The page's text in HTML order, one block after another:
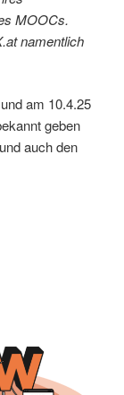
MOOCs.
namentlich
und am 10.4.25
geben
auch den